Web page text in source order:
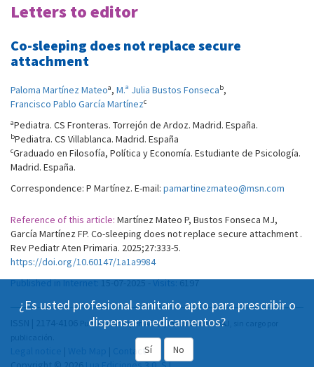
Letters to editor
Co-sleeping does not replace secure
attachment
Paloma Martínez Mateoa, M.ª Julia Bustos Fonsecab,
Francisco Pablo García Martínezc
aPediatra. CS Fronteras. Torrejón de Ardoz. Madrid. España.
bPediatra. CS Villablanca. Madrid. España
cGraduado en Filosofía, Política y Economía. Estudiante de Psicología.
Madrid. España.
Correspondence: P Martínez. E-mail: pamartinezmateo@msn.com
Reference of this article: Martínez Mateo P, Bustos Fonseca MJ,
García Martínez FP. Co-sleeping does not replace secure attachment .
Rev Pediatr Aten Primaria. 2025;27:333-5.
https://doi.org/10.60147/1a1a9984
Published in Internet:15-07-2025 -Visits:6197
¿Es usted profesional sanitario apto para prescribir o
dispensar medicamentos?
Sí No
Publicación Open Acess, incluida en DOAJ, sin cargo por
Contact